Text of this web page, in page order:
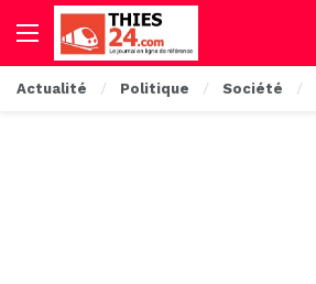
Actualité Politique Société